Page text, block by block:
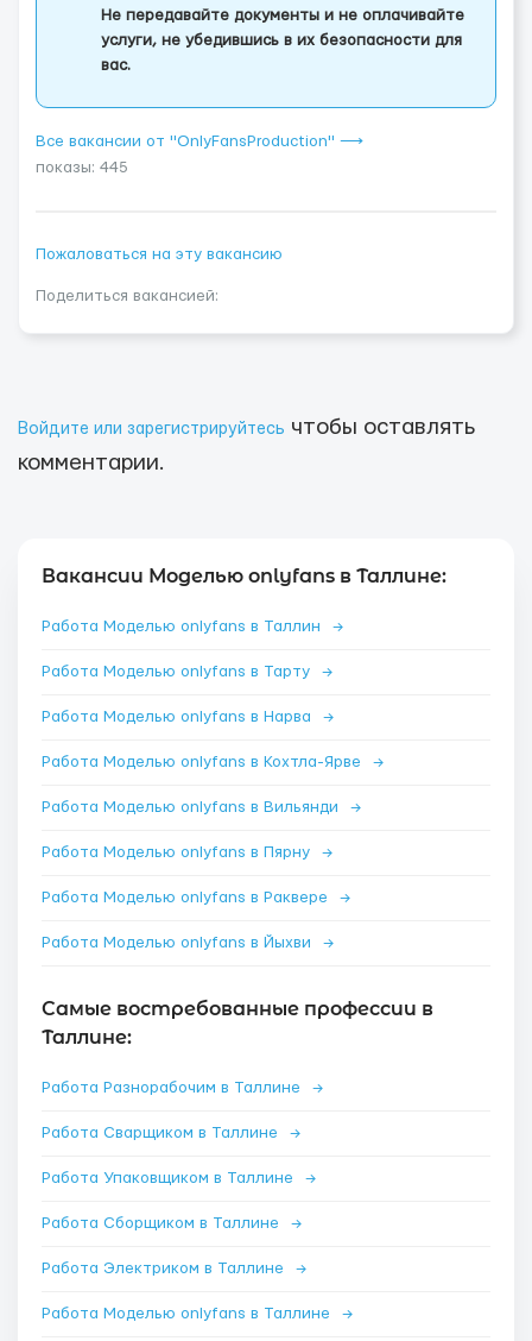
Не передавайте документы и не оплачивайте
услуги, не убедившись в их безопасности для
вас.
Все вакансии от "OnlyFansProduction" ⟶
показы: 445
Пожаловаться на эту вакансию
Поделиться вакансией:
Войдите или зарегистрируйтесь чтобы оставлять
комментарии.
Вакансии Моделью onlyfans в Таллине:
Работа Моделью onlyfans в Таллин →
Работа Моделью onlyfans в Тарту →
Работа Моделью onlyfans в Нарва →
Работа Моделью onlyfans в Кохтла-Ярве →
Работа Моделью onlyfans в Вильянди →
Работа Моделью onlyfans в Пярну →
Работа Моделью onlyfans в Раквере →
Работа Моделью onlyfans в Йыхви →
Самые востребованные профессии в
Таллине:
Работа Разнорабочим в Таллине →
Работа Сварщиком в Таллине →
Работа Упаковщиком в Таллине →
Работа Сборщиком в Таллине →
Работа Электриком в Таллине →
Работа Моделью onlyfans в Таллине →